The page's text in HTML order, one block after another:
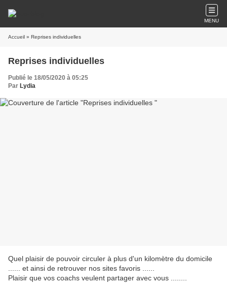
MENU
Accueil » Reprises individuelles
Reprises individuelles
Publié le 18/05/2020 à 05:25
Par Lydia
Quel plaisir de pouvoir circuler à plus d'un kilomètre du domicile
...... et ainsi de retrouver nos sites favoris ......
Plaisir que vos coachs veulent partager avec vous ........